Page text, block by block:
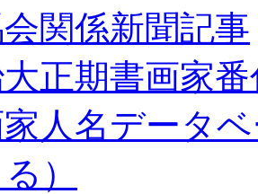
関係新聞記事
正期書画家
人名データ
）